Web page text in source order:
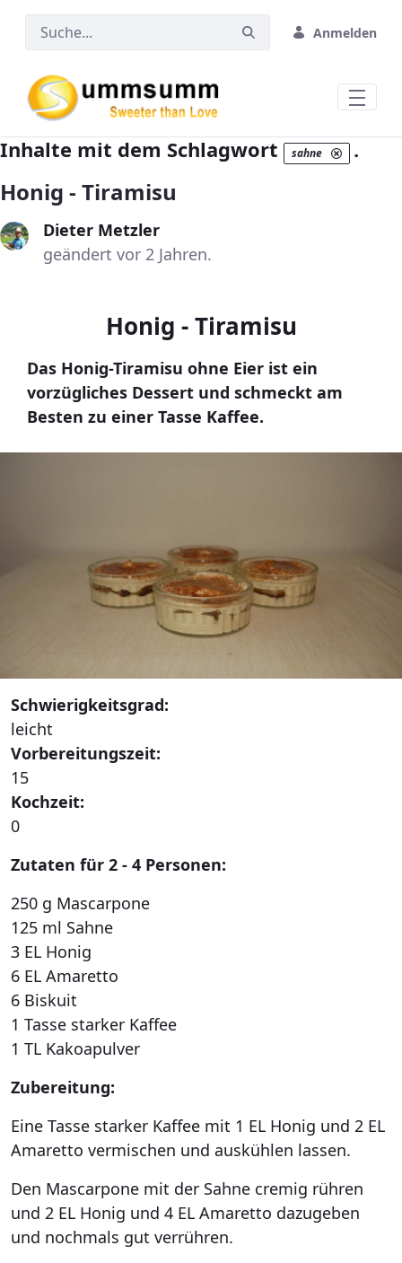
Zum Hauptinhalt springen
Anmelden
Inhalte mit dem Schlagwort sahne .
Honig - Tiramisu
Dieter Metzler
geändert vor 2 Jahren.
Honig - Tiramisu
Das Honig-Tiramisu ohne Eier ist ein
vorzügliches Dessert und schmeckt am
Besten zu einer Tasse Kaffee.
Schwierigkeitsgrad:
leicht
Vorbereitungszeit:
15
Kochzeit:
0
Zutaten für 2 - 4 Personen:
250 g Mascarpone
125 ml Sahne
3 EL Honig
6 EL Amaretto
6 Biskuit
1 Tasse starker Kaffee
1 TL Kakoapulver
Zubereitung:
Eine Tasse starker Kaffee mit 1 EL Honig und 2 EL
Amaretto vermischen und auskühlen lassen.
Den Mascarpone mit der Sahne cremig rühren
und 2 EL Honig und 4 EL Amaretto dazugeben
und nochmals gut verrühren.